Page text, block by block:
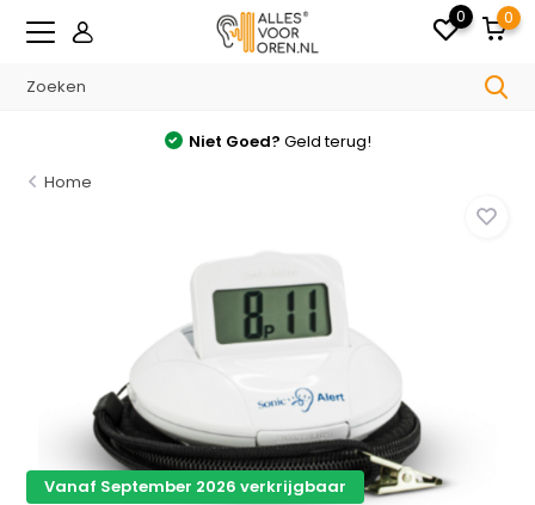
0 0
Niet Goed? Geld terug!
Home
Vanaf September 2026 verkrijgbaar